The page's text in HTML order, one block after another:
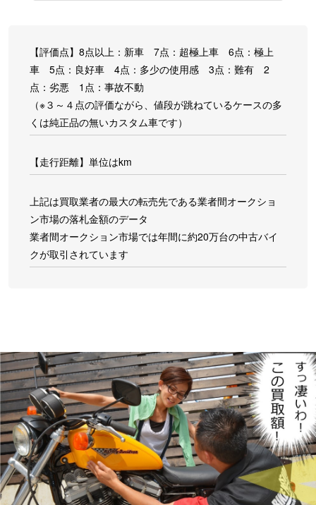
【評価点】8点以上：新車 7点：超極上車 6点：極上
車 5点：良好車 4点：多少の使用感 3点：難有 2
点：劣悪 1点：事故不動
（※３～４点の評価ながら、値段が跳ねているケースの多
くは純正品の無いカスタム車です）
【走行距離】単位はkm
上記は買取業者の最大の転売先である業者間オークショ
ン市場の落札金額のデータ
業者間オークション市場では年間に約20万台の中古バイ
クが取引されています